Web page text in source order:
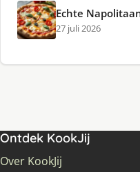
Echte
27 juli 2026
Ontdek KookJij
Over KookJij